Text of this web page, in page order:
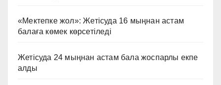
«Мектепке жол»: Жетісуда 16 мыңнан астам
балаға көмек көрсетіледі
Жетісуда 24 мыңнан астам бала жоспарлы екпе
алды